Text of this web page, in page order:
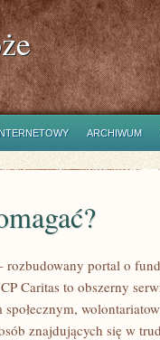
ARCHIWUM
rozbudowany portal o
Caritas to obszerny
znajdujących się w